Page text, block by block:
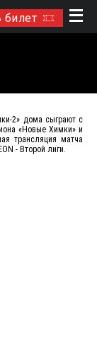
билет
2» дома сыграют с
«Новые Химки» и
трансляция матча
- Второй лиги.